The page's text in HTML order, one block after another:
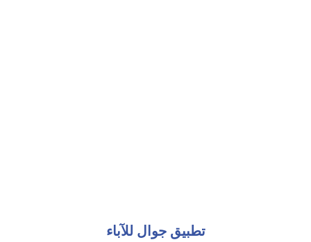
تطبيق جوال للآباء